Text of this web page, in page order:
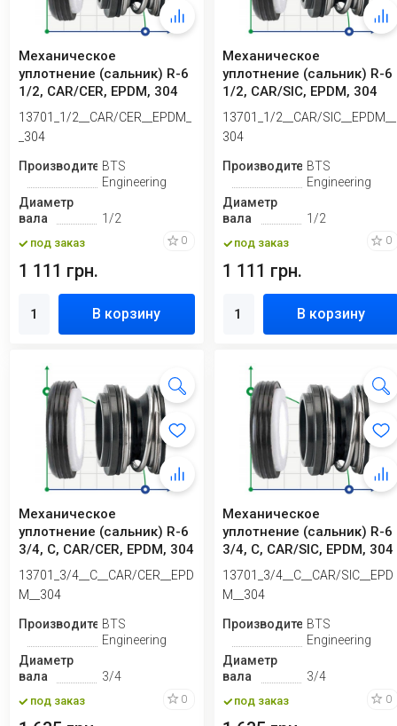
Механическое
уплотнение (сальник) R-6
1/2, CAR/CER, EPDM, 304
13701_1/2__CAR/CER__EPDM_
_304
ПроизводительBTS
Engineering
Диаметр
вала
1/2
под заказ 0
1 111 грн.
В корзину
Механическое
уплотнение (сальник) R-6
1/2, CAR/SIC, EPDM, 304
13701_1/2__CAR/SIC__EPDM__
304
ПроизводительBTS
Engineering
Диаметр
вала
1/2
под заказ 0
1 111 грн.
В корзину
Механическое
уплотнение (сальник) R-6
3/4, C, CAR/CER, EPDM, 304
13701_3/4__C__CAR/CER__EPD
M__304
ПроизводительBTS
Engineering
Диаметр
вала
3/4
под заказ 0
Механическое
уплотнение (сальник) R-6
3/4, C, CAR/SIC, EPDM, 304
13701_3/4__C__CAR/SIC__EPD
M__304
ПроизводительBTS
Engineering
Диаметр
вала
3/4
под заказ 0